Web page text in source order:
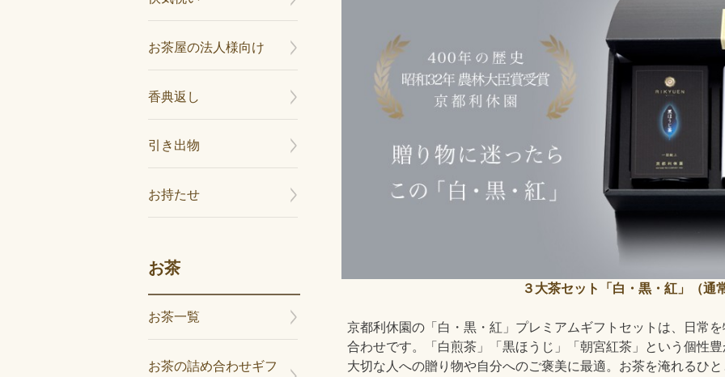
３大茶セット「白・黒・紅」（通
京都利休園の「白・黒・紅」プレミアムギフトセットは、日常
合わせです。「白煎茶」「黒ほうじ」「朝宮紅茶」という個性
大切な人への贈り物や自分へのご褒美に最適。お茶を淹れるひ
お茶屋の法人様向け
香典返し
引き出物
お持たせ
お茶
お茶一覧
お茶の詰め合わせギフ